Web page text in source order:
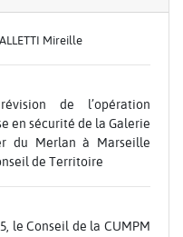
Mireille
de l’opération
en sécurité de la Galerie
du Merlan à Marseille
de Territoire
le Conseil de la CUMPM